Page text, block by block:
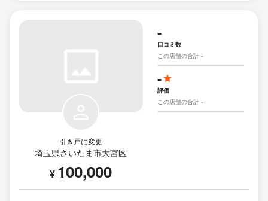
引き戸に変更
埼玉県さいたま市大宮区
¥ 100,000
-
口コミ数
この店舗の合計 -
-
評価
この店舗の合計 -